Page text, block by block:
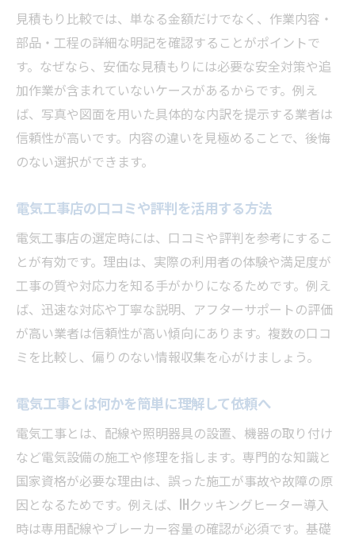
見積もり比較では、単なる金額だけでなく、作業内容・
部品・工程の詳細な明記を確認することがポイントで
す。なぜなら、安価な見積もりには必要な安全対策や追
加作業が含まれていないケースがあるからです。例え
ば、写真や図面を用いた具体的な内訳を提示する業者は
信頼性が高いです。内容の違いを見極めることで、後悔
のない選択ができます。
電気工事店の口コミや評判を活用する方法
電気工事店の選定時には、口コミや評判を参考にするこ
とが有効です。理由は、実際の利用者の体験や満足度が
工事の質や対応力を知る手がかりになるためです。例え
ば、迅速な対応や丁寧な説明、アフターサポートの評価
が高い業者は信頼性が高い傾向にあります。複数の口コ
ミを比較し、偏りのない情報収集を心がけましょう。
電気工事とは何かを簡単に理解して依頼へ
電気工事とは、配線や照明器具の設置、機器の取り付け
など電気設備の施工や修理を指します。専門的な知識と
国家資格が必要な理由は、誤った施工が事故や故障の原
因となるためです。例えば、IHクッキングヒーター導入
時は専用配線やブレーカー容量の確認が必須です。基礎